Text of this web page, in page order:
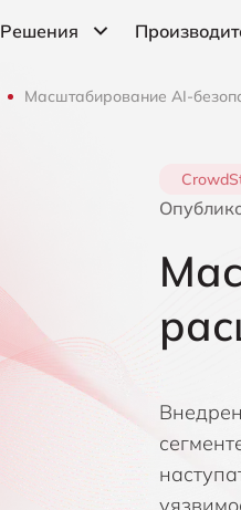
Решения
Компания Cribl
Компания CrowdStrike
Компания Cyber Unit
Компания Exabeam
Масштабирование AI-